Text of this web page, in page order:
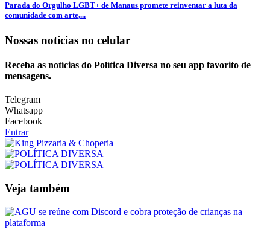
Parada do Orgulho LGBT+ de Manaus promete reinventar a luta da
comunidade com arte,...
Nossas notícias no celular
Receba as notícias do Política Diversa no seu app favorito de
mensagens.
Telegram
Whatsapp
Facebook
Entrar
Veja também